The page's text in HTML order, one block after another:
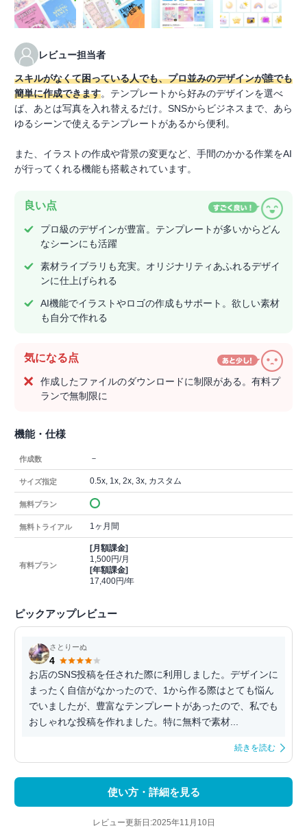
レビュー担当者
スキルがなくて困っている人でも、プロ並みのデザインが誰でも
簡単に作成できます。テンプレートから好みのデザインを選べ
ば、あとは写真を入れ替えるだけ。SNSからビジネスまで、あら
ゆるシーンで使えるテンプレートがあるから便利。
また、イラストの作成や背景の変更など、手間のかかる作業をAI
が行ってくれる機能も搭載されています。
良い点
プロ級のデザインが豊富。テンプレートが多いからどん
なシーンにも活躍
素材ライブラリも充実。オリジナリティあふれるデザイ
ンに仕上げられる
AI機能でイラストやロゴの作成もサポート。欲しい素材
も自分で作れる
気になる点
作成したファイルのダウンロードに制限がある。有料プ
ランで無制限に
機能・仕様
作成数 －
サイズ指定 0.5x, 1x, 2x, 3x, カスタム
無料プラン
無料トライアル 1ヶ月間
有料プラン
[月額課金]
1,500円/月
[年額課金]
17,400円/年
ピックアップレビュー
さとりーぬ
4
お店のSNS投稿を任された際に利用しました。デザインに
まったく自信がなかったので、1から作る際はとても悩ん
でいましたが、豊富なテンプレートがあったので、私でも
おしゃれな投稿を作れました。特に無料で素材...
続きを読む
使い方・詳細を見る
レビュー更新日:2025年11月10日